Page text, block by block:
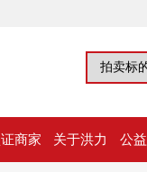
商家 关于洪力 公